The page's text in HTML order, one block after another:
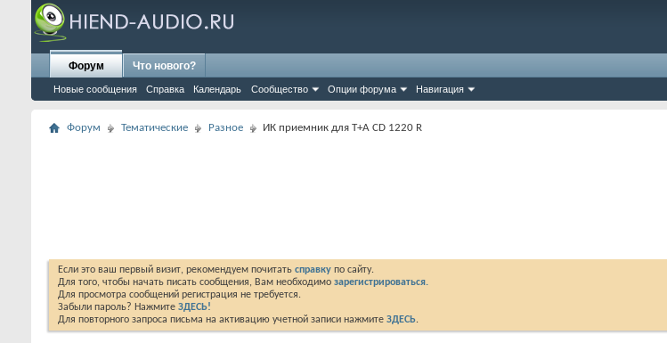
Форум
Новые сообщения Справка Календарь Сообщество Опции форума Навигация
Что нового?
Форум Тематические Разное ИК приемник для T+A CD 1220 R
Если это ваш первый визит, рекомендуем почитать справку по сайту.
Для того, чтобы начать писать сообщения, Вам необходимо зарегистрироваться.
Для просмотра сообщений регистрация не требуется.
Забыли пароль? Нажмите ЗДЕСЬ!
Для повторного запроса письма на активацию учетной записи нажмите ЗДЕСЬ.